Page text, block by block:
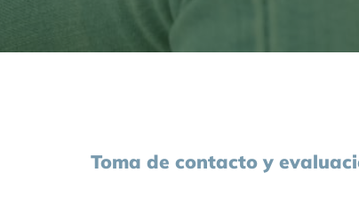
Toma de contacto y